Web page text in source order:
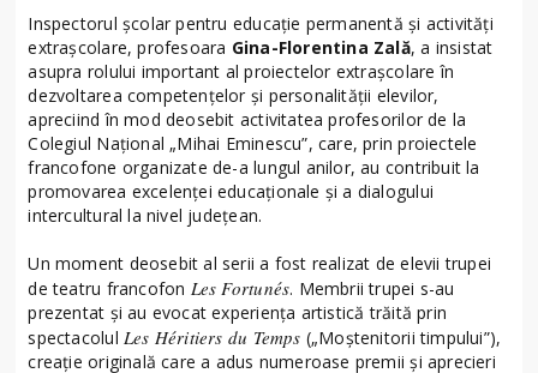
Inspectorul școlar pentru educație permanentă și activități
extrașcolare, profesoara Gina-Florentina Zală, a insistat
asupra rolului important al proiectelor extrașcolare în
dezvoltarea competențelor și personalității elevilor,
apreciind în mod deosebit activitatea profesorilor de la
Colegiul Național „Mihai Eminescu”, care, prin proiectele
francofone organizate de-a lungul anilor, au contribuit la
promovarea excelenței educaționale și a dialogului
intercultural la nivel județean.
Un moment deosebit al serii a fost realizat de elevii trupei
de teatru francofon Les Fortunés. Membrii trupei s-au
prezentat și au evocat experiența artistică trăită prin
spectacolul Les Héritiers du Temps („Moștenitorii timpului”),
creație originală care a adus numeroase premii și aprecieri